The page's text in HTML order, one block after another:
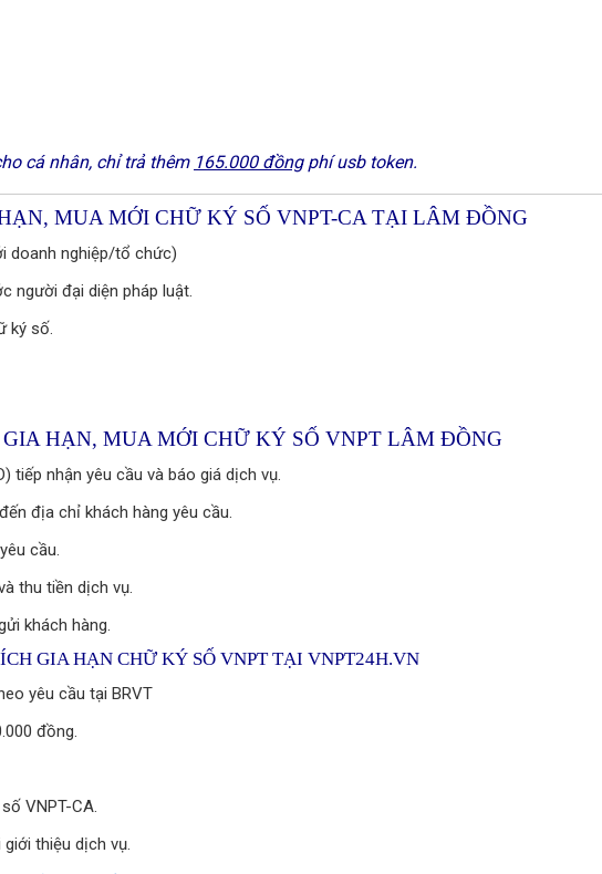
cá nhân, chỉ trả thêm 165.000 đồngphí usb token.
MUA MỚI CHỮ KÝ SỐ VNPT-CA TẠI LÂM ĐỒNG
doanh nghiệp/tổ chức)
người đại diện pháp luật.
ký số.
HẠN, MUA MỚI CHỮ KÝ SỐ VNPT LÂM ĐỒNG
tiếp nhận yêu cầu và báo giá dịch vụ.
địa chỉ khách hàng yêu cầu.
cầu.
thu tiền dịch vụ.
khách hàng.
GIA HẠN CHỮ KÝ SỐ VNPT TẠI VNPT24H.VN
yêu cầu tại BRVT
đồng.
VNPT-CA.
thiệu dịch vụ.